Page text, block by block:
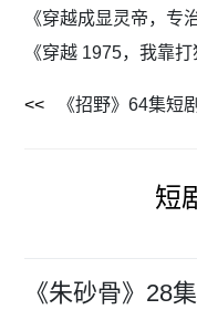
短
《朱砂骨》28